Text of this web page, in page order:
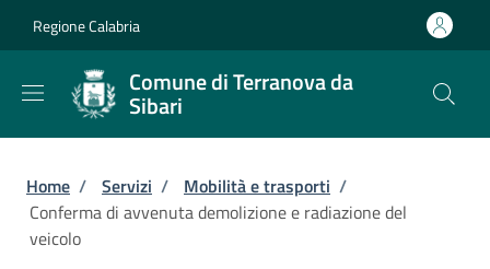
Regione Calabria
Comune di Terranova da
Sibari
Briciole di pane
Home / Servizi / Mobilità e trasporti /
Conferma di avvenuta demolizione e radiazione del
veicolo